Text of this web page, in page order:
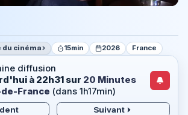
du cinéma 15min 2026 France
diffusion
à 22h31 sur 20 Minutes
France (dans 1h17min)
Suivant